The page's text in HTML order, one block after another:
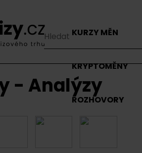
KURZY MĚN
KRYPTOMĚNY
ROZHOVORY
- Analýzy